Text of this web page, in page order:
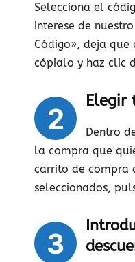
Selecciona el
interese de
Código», deja que
cópialo y haz clic
2
Elegir
Dentro
la compra que
carrito de compra
seleccionados,
3